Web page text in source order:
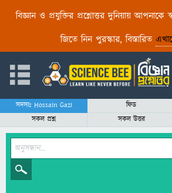
বিজ্ঞান ও প্রযুক্তির প্রশ্নোত্তর দুনিয়ায় আপনাকে
জিতে নিন পুরস্কার, বিস্তারিত
সদস্যঃ Hossain Gazi ফিড
সকল প্রশ্ন
সকল উত্তর